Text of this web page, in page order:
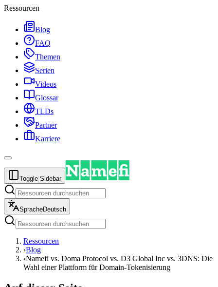
Ressourcen
Blog
FAQ
Themen
Serien
Videos
Glossar
TLDs
Partner
Karriere
Toggle Sidebar
SpracheDeutsch
Ressourcen
›Blog
›Namefi vs. Doma Protocol vs. D3 Global Inc vs. 3DNS: Die
Wahl einer Plattform für Domain-Tokenisierung